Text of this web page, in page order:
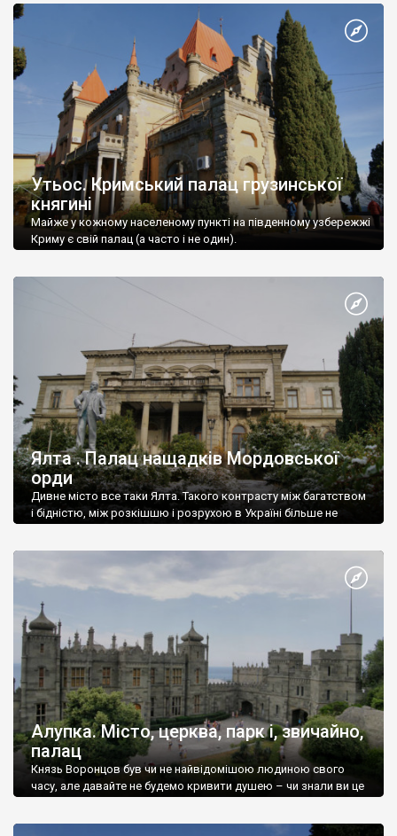
Утьос. Кримський палац грузинської
княгині
Майже у кожному населеному пункті на південному узбережжі
Криму є свій палац (а часто і не один).
Ялта . Палац нащадків Мордовської
орди
Дивне місто все таки Ялта. Такого контрасту між багатством
і бідністю, між розкішшю і розрухою в Україні більше не
Алупка. Місто, церква, парк і, звичайно,
палац
Князь Воронцов був чи не найвідомішою людиною свого
часу, але давайте не будемо кривити душею – чи знали ви це